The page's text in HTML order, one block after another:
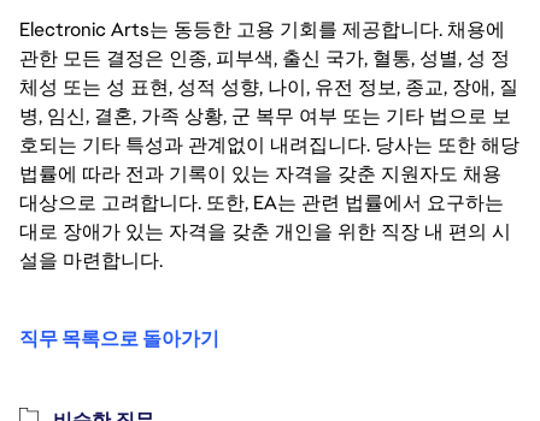
Electronic Arts는 동등한 고용 기회를 제공합니다. 채용에
관한 모든 결정은 인종, 피부색, 출신 국가, 혈통, 성별, 성 정
체성 또는 성 표현, 성적 성향, 나이, 유전 정보, 종교, 장애, 질
병, 임신, 결혼, 가족 상황, 군 복무 여부 또는 기타 법으로 보
호되는 기타 특성과 관계없이 내려집니다. 당사는 또한 해당
법률에 따라 전과 기록이 있는 자격을 갖춘 지원자도 채용
대상으로 고려합니다. 또한, EA는 관련 법률에서 요구하는
대로 장애가 있는 자격을 갖춘 개인을 위한 직장 내 편의 시
설을 마련합니다.
직무 목록으로 돌아가기